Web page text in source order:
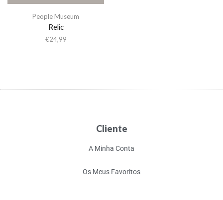
People Museum
Relic
€24,99
Cliente
A Minha Conta
Os Meus Favoritos